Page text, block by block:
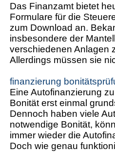
Das Finanzamt bietet
Formulare für die
zum Download an.
insbesondere der
verschiedenen Anlagen
Allerdings müssen sie
finanzierung
Eine Autofinanzierung
Bonität erst einmal
Dennoch haben viele
notwendige Bonität,
immer wieder die
Doch wie genau